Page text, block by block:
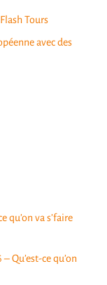
Tours
avec des
qu’on va s’faire
Qu’est-ce qu’on